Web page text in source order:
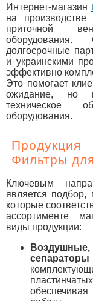
Интернет-магазин
на
приточной
оборудования.
долгосрочные
и украинскими
эффективно
Это помогает
ожидание, но
техническое
оборудования.
Фильтры
Ключевым
является подбор,
которые
ассортименте
виды продукции: